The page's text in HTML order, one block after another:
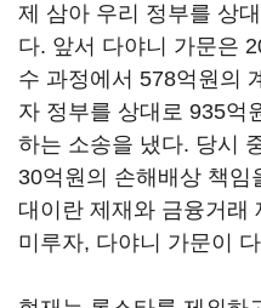
제 삼아 우리 정부를 상
다. 앞서 다야니 가문은
수 과정에서 578억원의
자 정부를 상대로 935억
하는 소송을 냈다. 당시
30억원의 손해배상 책
대이란 제재와 금융거래
미루자, 다야니 가문이